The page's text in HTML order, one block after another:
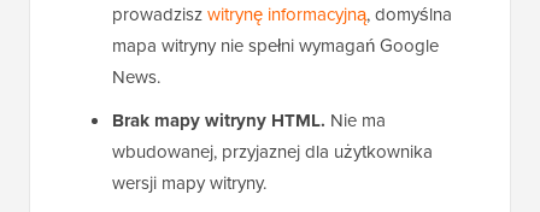
prowadziszwitrynę informacyjną, domyślna
mapa witryny nie spełni wymagań Google
News.
Brak mapy witryny HTML. Nie ma
wbudowanej, przyjaznej dla użytkownika
wersji mapy witryny.